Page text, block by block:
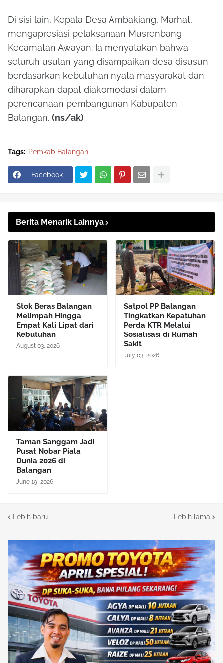
Di sisi lain, Kepala Desa Ambakiang, Marhat,
mengapresiasi pelaksanaan Musrenbang
Kecamatan Awayan. Ia menyatakan bahwa
seluruh usulan yang disampaikan desa disusun
berdasarkan kebutuhan nyata masyarakat dan
diharapkan dapat diakomodasi dalam
perencanaan pembangunan Kabupaten
Balangan. (ns/ak)
Tags: Pemkab Balangan
Facebook
Berita Menarik Lainnya
Stok Beras Balangan
Melimpah Hingga
Empat Kali Lipat dari
Kebutuhan
August 03, 2026
Satpol PP Balangan
Tingkatkan Kepatuhan
Perda KTR Melalui
Sosialisasi di Rumah
Sakit
July 03, 2026
Taman Sanggam Jadi
Pusat Nobar Piala
Dunia 2026 di
Balangan
June 19, 2026
Lebih baru Lebih lama